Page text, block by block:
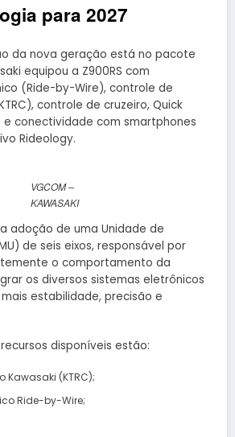
para 2027
da nova geração está no pacote
equipou a Z900RS com
(Ride-by-Wire), controle de
controle de cruzeiro, Quick
e conectividade com smartphones
Rideology.
VGCOM –
KAWASAKI
adoção de uma Unidade de
de seis eixos, responsável por
o comportamento da
os diversos sistemas eletrônicos
estabilidade, precisão e
disponíveis estão:
Kawasaki (KTRC);
Ride-by-Wire;